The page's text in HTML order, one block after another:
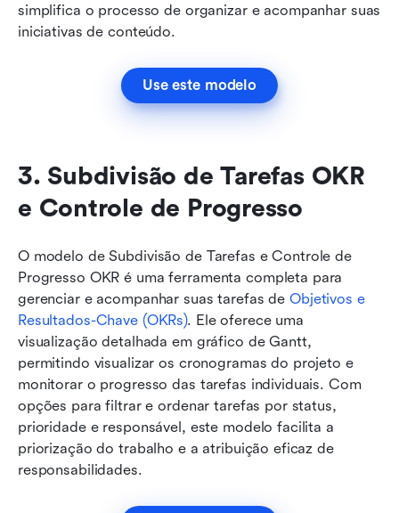
simplifica o processo de organizar e acompanhar suas
iniciativas de conteúdo.
Use este modelo
3. Subdivisão de Tarefas OKR
e Controle de Progresso
O modelo de Subdivisão de Tarefas e Controle de
Progresso OKR é uma ferramenta completa para
gerenciar e acompanhar suas tarefas de Objetivos e
Resultados-Chave (OKRs). Ele oferece uma
visualização detalhada em gráfico de Gantt,
permitindo visualizar os cronogramas do projeto e
monitorar o progresso das tarefas individuais. Com
opções para filtrar e ordenar tarefas por status,
prioridade e responsável, este modelo facilita a
priorização do trabalho e a atribuição eficaz de
responsabilidades.